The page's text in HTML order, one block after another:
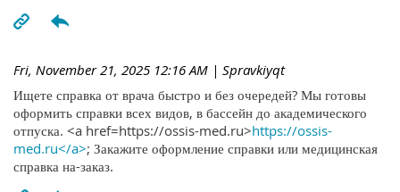
Fri, November 21, 2025 12:16 AM | Spravkiyqt
Ищете справка от врача быстро и без очередей? Мы готовы
оформить справки всех видов, в бассейн до академического
отпуска. <a href=https://ossis-med.ru>https://ossis-
med.ru</a>; Закажите оформление справки или медицинская
справка на-заказ.